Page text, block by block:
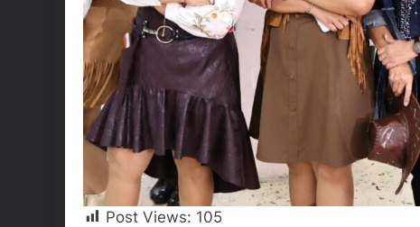
Post Views: 105